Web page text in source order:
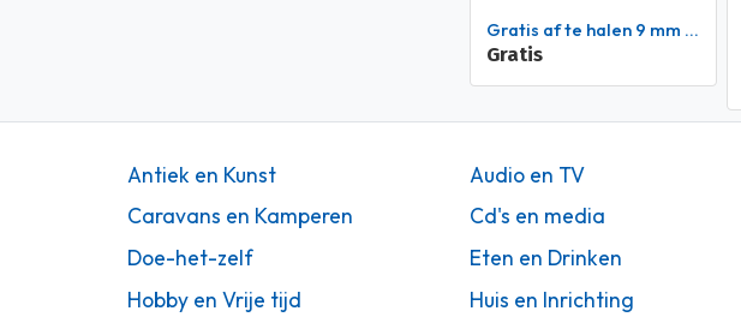
Gratis af te halen 9 mm BB's
Gratis
Antiek en Kunst Audio en TV
Caravans en Kamperen
Cd's en media
Doe-het-zelf
Eten en Drinken
Hobby en Vrije tijd
Huis en Inrichting